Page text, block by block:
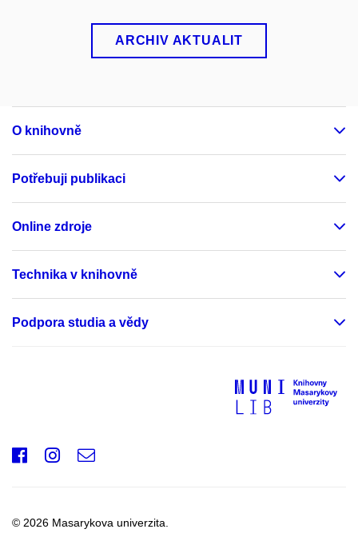
ARCHIV AKTUALIT
O knihovně
Potřebuji publikaci
Online zdroje
Technika v knihovně
Podpora studia a vědy
© 2026 Masarykova univerzita.
Facebook
Instagram
e-